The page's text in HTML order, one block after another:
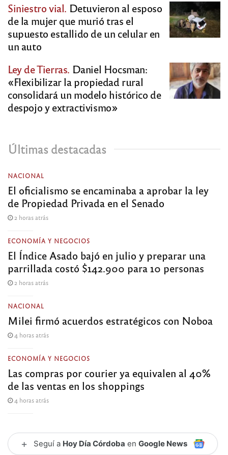
Siniestro vial. Detuvieron al esposo
de la mujer que murió tras el
supuesto estallido de un celular en
un auto
Ley de Tierras. Daniel Hocsman:
«Flexibilizar la propiedad rural
consolidará un modelo histórico de
despojo y extractivismo»
Últimas destacadas
NACIONAL
El oficialismo se encaminaba a aprobar la ley
de Propiedad Privada en el Senado
2 horas atrás
ECONOMÍA Y NEGOCIOS
El Índice Asado bajó en julio y preparar una
parrillada costó $142.900 para 10 personas
2 horas atrás
NACIONAL
Milei firmó acuerdos estratégicos con Noboa
4 horas atrás
ECONOMÍA Y NEGOCIOS
Las compras por courier ya equivalen al 40%
de las ventas en los shoppings
4 horas atrás
+ Seguí a Hoy Día Córdoba en Google News